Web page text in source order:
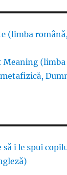
(limba
Meaning
să i le spui